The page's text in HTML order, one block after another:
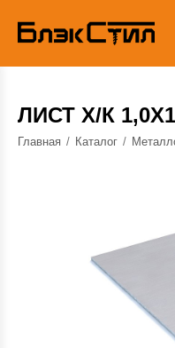
ЛИСТ Х/К
Главная / Каталог /